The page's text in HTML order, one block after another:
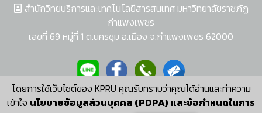
โดยการใช้เว็บไซต์ของ KPRU คุณรับทราบว่าคุณได้อ่านและทำความ
เข้าใจ นโยบายข้อมูลส่วนบุคคล (PDPA) และข้อกำหนดในการ
สำนักวิทยบริการและเทคโนโลยีสารสนเทศ มหาวิทยาลัยราชภัฏ
กำแพงเพชร
เลขที่ 69 หมู่ที่ 1 ต.นครชุม อ.เมือง จ.กำแพงเพชร 62000
ผู้พัฒนาระบบ อนุชา พวงผกา